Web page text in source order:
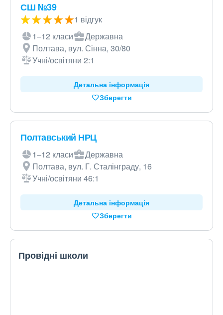
СШ №39
1 відгук
1–12 класи
Державна
Полтава, вул. Сінна, 30/80
Учні/освітяни 2:1
Детальна інформація
Зберегти
Полтавський НРЦ
1–12 класи
Державна
Полтава, вул. Г. Сталінграду, 16
Учні/освітяни 46:1
Детальна інформація
Зберегти
Провідні школи